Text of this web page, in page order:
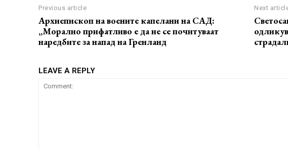
Previous article
Архиепископ на воените капелани на САД:
„Морално прифатливо е да не се почитуваат
наредбите за напад на Гренланд
Next
LEAVE A REPLY